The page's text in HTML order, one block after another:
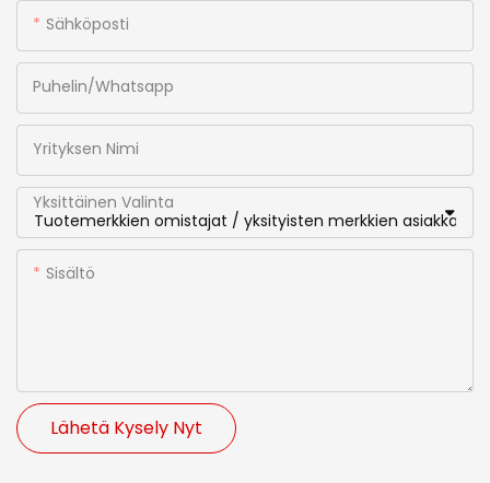
Sähköposti
Puhelin/whatsapp
Yrityksen Nimi
Yksittäinen Valinta
Sisältö
Lähetä Kysely Nyt